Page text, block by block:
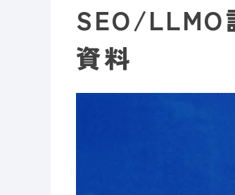
SEO/LLMO
資料